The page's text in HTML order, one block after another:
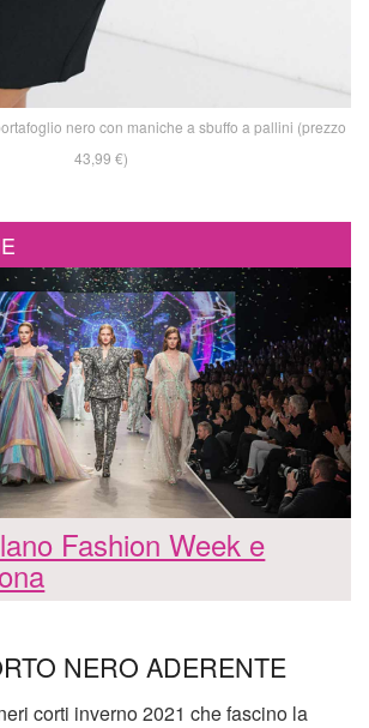
nero con maniche a sbuffo a pallini (prezzo
43,99 €)
Fashion Week e
NERO ADERENTE
corti inverno 2021 che fascino la